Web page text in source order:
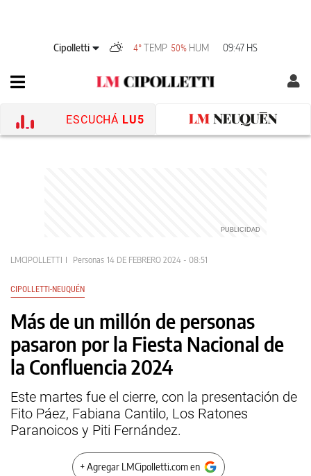
Cipolletti 4° TEMP 50% HUM 09:47 HS
ESCUCHÁ LU5
LMCIPOLLETTI Personas 14 DE FEBRERO 2024 - 08:51
CIPOLLETTI-NEUQUÉN
Más de un millón de personas
pasaron por la Fiesta Nacional de
la Confluencia 2024
Este martes fue el cierre, con la presentación de
Fito Páez, Fabiana Cantilo, Los Ratones
Paranoicos y Piti Fernández.
+ Agregar LMCipolletti.com en